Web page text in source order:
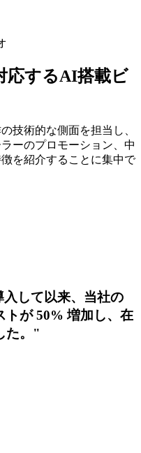
のプロモーション ビデ
在庫へのトラフィックを
ィング環境において、魅
ンビデオの制作は不可欠
練された外観やパワフル
生活にどのように溶け込
す。